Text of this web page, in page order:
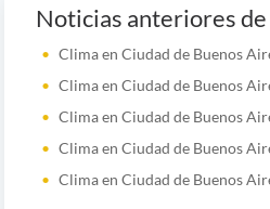
Noticias anteriores
Clima en Ciudad de Buenos
Clima en Ciudad de Buenos
Clima en Ciudad de Buenos
Clima en Ciudad de Buenos
Clima en Ciudad de Buenos